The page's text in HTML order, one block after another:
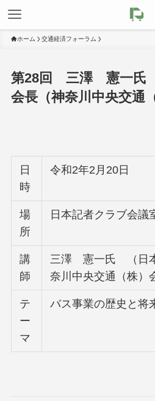
ホーム 交通経済フォーラム
第28回 三澤 憲一氏
会長（神奈川中央交通
日
時
令和2年2月20日
場
所
日本記者クラブ会議
講
師
三澤 憲一氏 （日
奈川中央交通（株）
テ
ー
マ
バス事業の歴史と将